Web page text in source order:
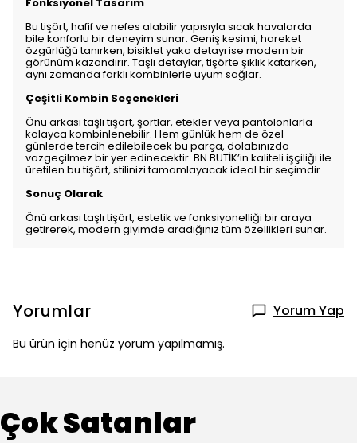
Bu tişört, hafif ve nefes alabilir yapısıyla sıcak havalarda
bile konforlu bir deneyim sunar. Geniş kesimi, hareket
özgürlüğü tanırken, bisiklet yaka detayı ise modern bir
görünüm kazandırır. Taşlı detaylar, tişörte şıklık katarken,
aynı zamanda farklı kombinlerle uyum sağlar.
Çeşitli Kombin Seçenekleri
Önü arkası taşlı tişört, şortlar, etekler veya pantolonlarla
kolayca kombinlenebilir. Hem günlük hem de özel
günlerde tercih edilebilecek bu parça, dolabınızda
vazgeçilmez bir yer edinecektir. BN BUTİK’in kaliteli işçiliği ile
üretilen bu tişört, stilinizi tamamlayacak ideal bir seçimdir.
Sonuç Olarak
Önü arkası taşlı tişört, estetik ve fonksiyonelliği bir araya
getirerek, modern giyimde aradığınız tüm özellikleri sunar.
Yorumlar Yorum Yap
Bu ürün için henüz yorum yapılmamış.
Çok Satanlar